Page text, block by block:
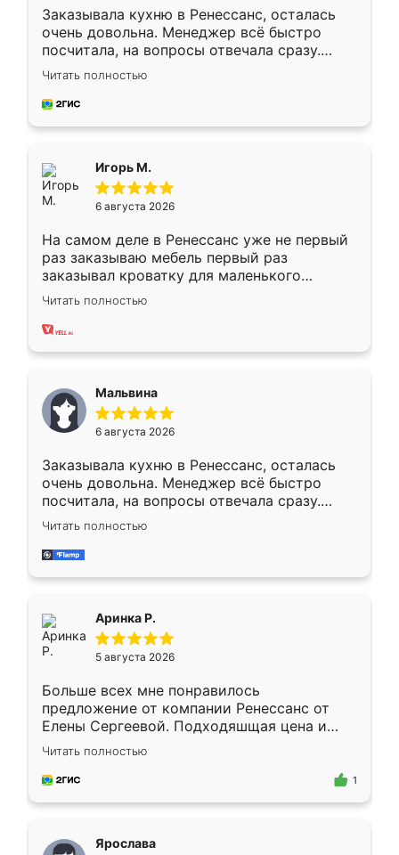
Заказывала кухню в Ренессанс, осталась
очень довольна. Менеджер всё быстро
посчитала, на вопросы отвечала сразу.
Замерщик приехал в субботу, подошёл к
делу со всей ответственностью. Собрали
за день, ребята работали аккуратно, даже
Читать полностью
Игорь М.
6 августа 2026
На самом деле в Ренессанс уже не первый
раз заказываю мебель первый раз
заказывал кроватку для маленького
ребёнка при его рождении ,во второй раз
заказал шкаф-купе. По качеству очень
хорошее сборка достаточно быстрая,
меньше, здесь же он более разнообразный.
Мне нравится ,если что-то потребуется из
мебели буду заказывать только здесь.
Читать полностью
Мальвина
6 августа 2026
Заказывала кухню в Ренессанс, осталась
очень довольна. Менеджер всё быстро
посчитала, на вопросы отвечала сразу.
Замерщик приехал в субботу, подошёл к
делу со всей ответственностью. Собрали
за день, ребята работали аккуратно, даже
Читать полностью
Аринка Р.
5 августа 2026
Больше всех мне понравилось
предложение от компании Ренессанс от
Елены Сергеевой. Подходяшщая цена и
короткие сроки изготовления. Приехавший
для замера сотрудник Владислав
предложил по моему эскизу самый
Читать полностью
1
Ярослава